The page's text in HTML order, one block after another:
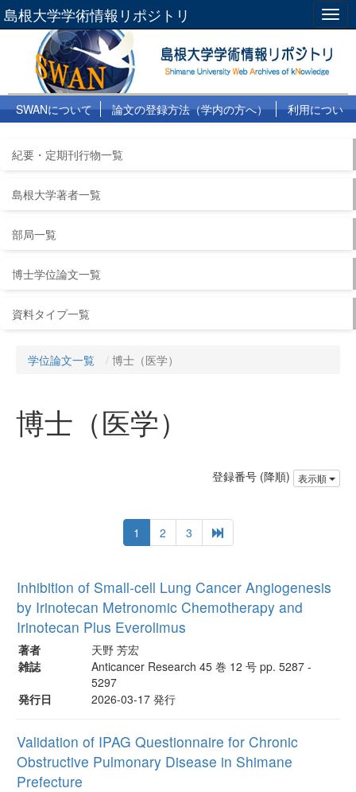
島根大学学術情報リポジトリ
SWANについて 論文の登録方法（学内の方へ）
利用につい
紀要・定期刊行物一覧
島根大学著者一覧
部局一覧
博士学位論文一覧
資料タイプ一覧
学位論文一覧 博士（医学）
博士（医学）
登録番号 (降順) 表示順
1 2 3
Inhibition of Small-cell Lung Cancer Angiogenesis
by Irinotecan Metronomic Chemotherapy and
Irinotecan Plus Everolimus
著者
天野 芳宏
雑誌
Anticancer Research 45 巻 12 号 pp. 5287 -
5297
発行日
2026-03-17 発行
Validation of IPAG Questionnaire for Chronic
Obstructive Pulmonary Disease in Shimane
Prefecture